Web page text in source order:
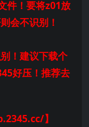
件！要将z01放
会不识别！
！建议下载个
好压！推荐去
】